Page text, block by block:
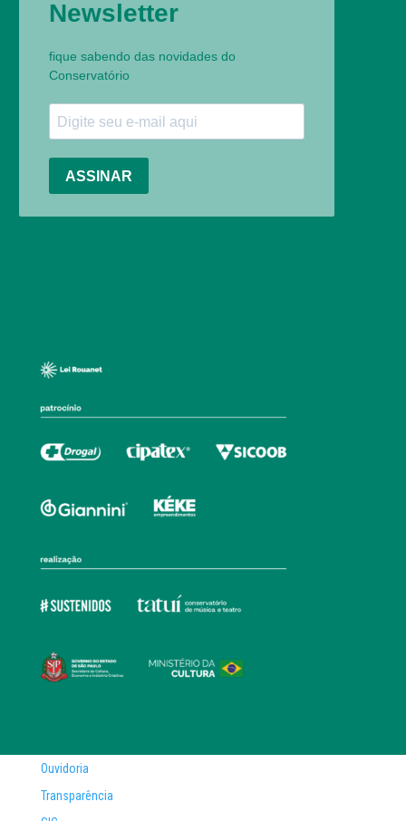
Ouvidoria
Transparência